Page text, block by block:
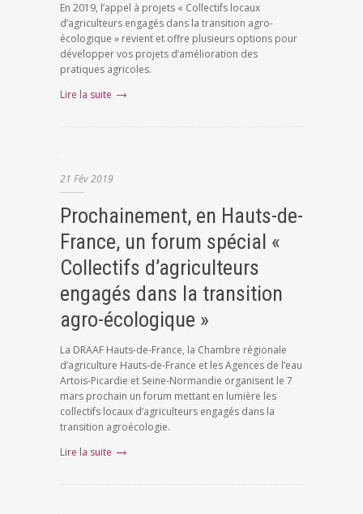
En 2019, l’appel à projets « Collectifs locaux
d’agriculteurs engagés dans la transition agro-
écologique » revient et offre plusieurs options pour
développer vos projets d’amélioration des
pratiques agricoles.
Lire la suite
21 Fév2019
Prochainement, en Hauts-de-
France, un forum spécial «
Collectifs d’agriculteurs
engagés dans la transition
agro-écologique »
La DRAAF Hauts-de-France, la Chambre régionale
d’agriculture Hauts-de-France et les Agences de l’eau
Artois-Picardie et Seine-Normandie organisent le 7
mars prochain un forum mettant en lumière les
collectifs locaux d’agriculteurs engagés dans la
transition agroécologie.
Lire la suite